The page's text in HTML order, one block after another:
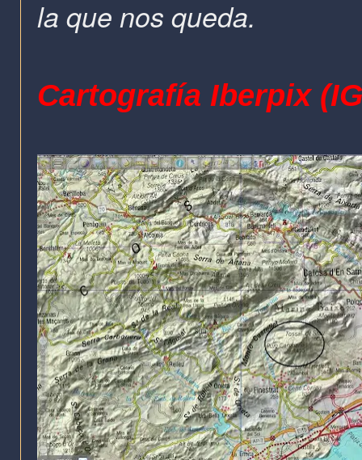
la que nos queda.
Cartografía Iberpix